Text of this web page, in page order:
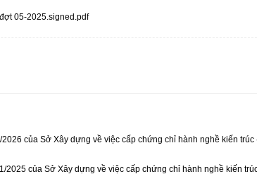
05-2025.signed.pdf
của Sở Xây dựng về việc cấp chứng chỉ hành nghề kiến trúc
2025 của Sở Xây dựng về việc cấp chứng chỉ hành nghề kiến